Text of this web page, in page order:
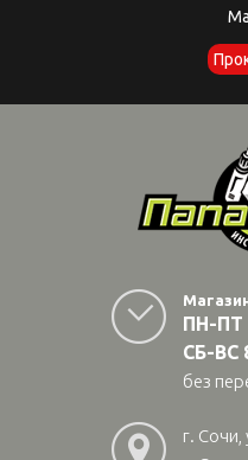
ПН-ПТ
СБ-ВС
без
г. Сочи,